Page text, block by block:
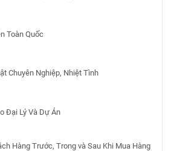
Toàn Quốc
Chuyên Nghiệp, Nhiệt Tình
Đại Lý Và Dự Án
Hàng Trước, Trong và Sau Khi Mua Hàng